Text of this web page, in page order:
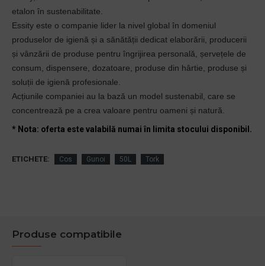
etalon în sustenabilitate.
Essity este o companie lider la nivel global în domeniul
produselor de igienă și a sănătății dedicat elaborării, producerii
și vânzării de produse pentru îngrijirea personală, șervețele de
consum, dispensere, dozatoare, produse din hârtie, produse și
soluții de igienă profesionale.
Acțiunile companiei au la bază un model sustenabil, care se
concentrează pe a crea valoare pentru oameni și natură.
* Nota: oferta este valabilă numai în limita stocului disponibil.
ETICHETE: Cos Gunoi 50L Tork
Produse compatibile